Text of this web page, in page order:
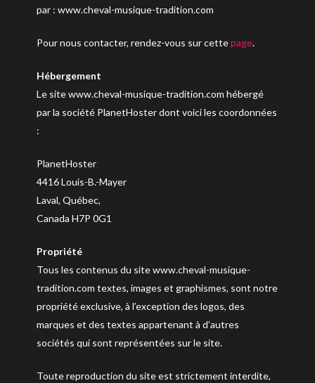
par : www.cheval-musique-tradition.com
Pour nous contacter, rendez-vous sur cettepage.
Hébergement
Le site www.cheval-musique-tradition.com hébergé
par la société PlanetHoster dont voici les coordonnées
:
PlanetHoster
4416 Louis-B.-Mayer
Laval, Québec,
Canada H7P 0G1
Propriété
Tous les contenus du site www.cheval-musique-
tradition.com textes, images et graphismes, sont notre
propriété exclusive, à l’exception des logos, des
marques et des textes appartenant à d’autres
sociétés qui sont représentées sur le site.
Toute reproduction du site est strictement interdite,